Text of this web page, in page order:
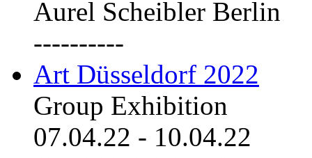
Aurel Scheibler Berlin
----------
Art Düsseldorf 2022
Group Exhibition
07.04.22 - 10.04.22